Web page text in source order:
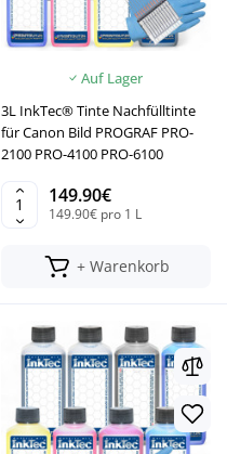
Auf Lager
3L InkTec® Tinte Nachfülltinte
für Canon Bild PROGRAF PRO-
2100 PRO-4100 PRO-6100
149.90€
149.90€ pro 1 L
+ Warenkorb